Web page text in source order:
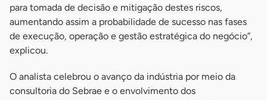
para tomada de decisão e mitigação destes riscos,
aumentando assim a probabilidade de sucesso nas fases
de execução, operação e gestão estratégica do negócio”,
explicou.
O analista celebrou o avanço da indústria por meio da
consultoria do Sebrae e o envolvimento dos